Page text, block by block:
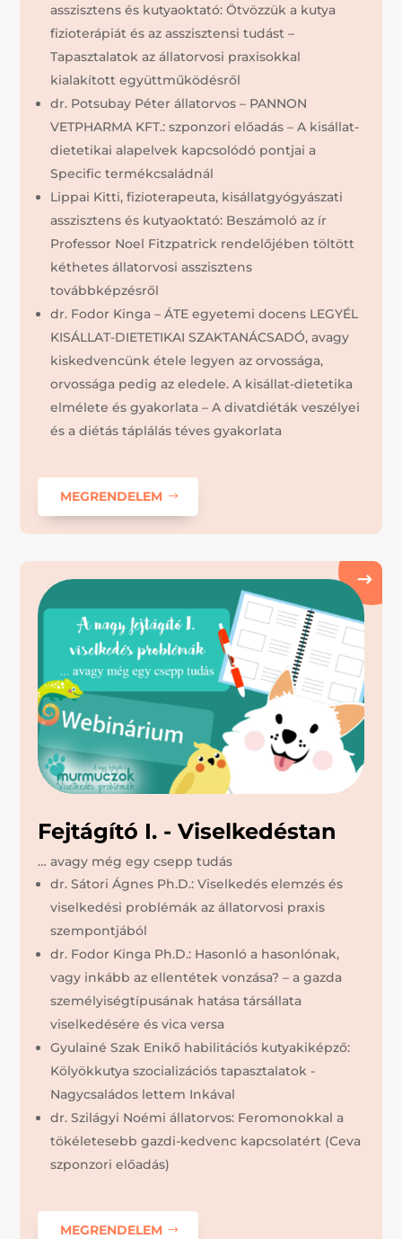
asszisztens és kutyaoktató: Ötvözzük a kutya
fizioterápiát és az asszisztensi tudást –
Tapasztalatok az állatorvosi praxisokkal
kialakított együttműködésről
dr. Potsubay Péter állatorvos – PANNON
VETPHARMA KFT.: szponzori előadás – A kisállat-
dietetikai alapelvek kapcsolódó pontjai a
Specific termékcsaládnál
Lippai Kitti, fizioterapeuta, kisállatgyógyászati
asszisztens és kutyaoktató: Beszámoló az ír
Professor Noel Fitzpatrick rendelőjében töltött
kéthetes állatorvosi asszisztens
továbbképzésről
dr. Fodor Kinga – ÁTE egyetemi docens LEGYÉL
KISÁLLAT-DIETETIKAI SZAKTANÁCSADÓ, avagy
kiskedvencünk étele legyen az orvossága,
orvossága pedig az eledele. A kisállat-dietetika
elmélete és gyakorlata – A divatdiéták veszélyei
és a diétás táplálás téves gyakorlata
MEGRENDELEM
Fejtágító I. - Viselkedéstan
… avagy még egy csepp tudás
dr. Sátori Ágnes Ph.D.: Viselkedés elemzés és
viselkedési problémák az állatorvosi praxis
szempontjából
dr. Fodor Kinga Ph.D.: Hasonló a hasonlónak,
vagy inkább az ellentétek vonzása? – a gazda
személyiségtípusának hatása társállata
viselkedésére és vica versa
Gyulainé Szak Enikő habilitációs kutyakiképző:
Kölyökkutya szocializációs tapasztalatok -
Nagycsaládos lettem Inkával
dr. Szilágyi Noémi állatorvos: Feromonokkal a
tökéletesebb gazdi-kedvenc kapcsolatért (Ceva
szponzori előadás)
MEGRENDELEM